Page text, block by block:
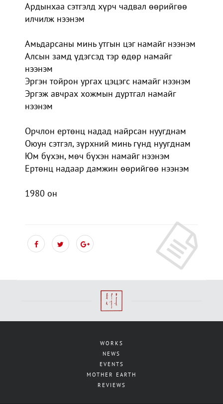
Ардынхаа сэтгэлд хүрч чадвал өөрийгөө
илчилж нээнэм
Амьдарсаны минь утгын цэг намайг нээнэм
Алсын замд үдэгсэд тэр өдөр намайг
нээнэм
Эргэн тойрон ургах цэцэгс намайг нээнэм
Эргэж авчрах хожмын дуртгал намайг
нээнэм
Орчлон ертөнц надад найрсан нуугднам
Оюун сэтгэл, зүрхний минь гүнд нуугднам
Юм бүхэн, мөч бүхэн намайг нээнэм
Ертөнц надаар дамжин өөрийгөө нээнэм
1980 он
WORKS
NEWS
EVENTS
MOTHER EARTH
REVIEWS